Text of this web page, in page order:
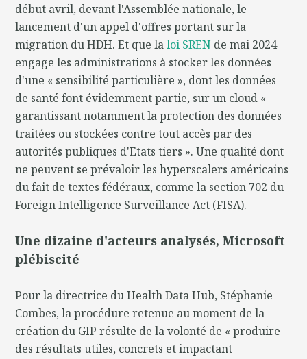
début avril, devant l'Assemblée nationale, le
lancement d'un appel d'offres portant sur la
migration du HDH. Et que laloi SREN de mai 2024
engage les administrations à stocker les données
d'une « sensibilité particulière », dont les données
de santé font évidemment partie, sur un cloud «
garantissant notamment la protection des données
traitées ou stockées contre tout accès par des
autorités publiques d'Etats tiers ». Une qualité dont
ne peuvent se prévaloir les hyperscalers américains
du fait de textes fédéraux, comme la section 702 du
Foreign Intelligence Surveillance Act (FISA).
Une dizaine d'acteurs analysés, Microsoft
plébiscité
Pour la directrice du Health Data Hub, Stéphanie
Combes, la procédure retenue au moment de la
création du GIP résulte de la volonté de « produire
des résultats utiles, concrets et impactant